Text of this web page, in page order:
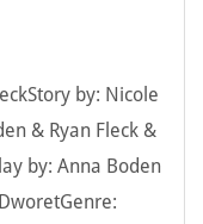
by: Nicole
& Ryan Fleck &
by: Anna Boden